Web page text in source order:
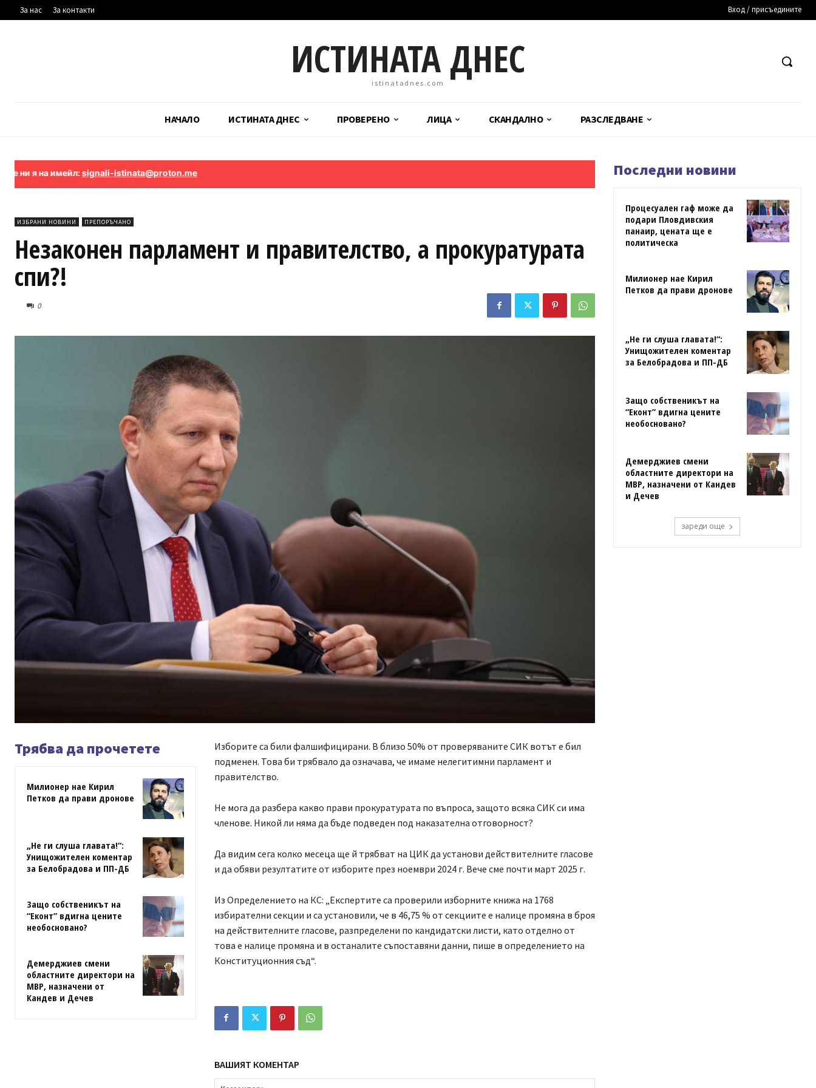
За нас За контакти Вход / присъедините
ИСТИНАТА ДНЕС
istinatadnes.com
НАЧАЛО ИСТИНАТА ДНЕС ПРОВЕРЕНО ЛИЦА СКАНДАЛНО РАЗСЛЕДВАНЕ
я на имейл:signali-istinata@proton.me
ИЗБРАНИ НОВИНИ ПРЕПОРЪЧАНО
Незаконен парламент и правителство, а прокуратурата
спи?!
0
Трябва да прочетете
Милионер нае Кирил
Петков да прави дронове
„Не ги слуша главата!“:
Унищожителен коментар
за Белобрадова и ПП-ДБ
Защо собственикът на
“Еконт” вдигна цените
необосновано?
Демерджиев смени
областните директори на
МВР, назначени от
Кандев и Дечев
Изборите са били фалшифицирани. В близо 50% от проверяваните СИК вотът е бил
подменен. Това би трябвало да означава, че имаме нелегитимни парламент и
правителство.
Не мога да разбера какво прави прокуратурата по въпроса, защото всяка СИК си има
членове. Никой ли няма да бъде подведен под наказателна отговорност?
Да видим сега колко месеца ще й трябват на ЦИК да установи действителните гласове
и да обяви резултатите от изборите през ноември 2024 г. Вече сме почти март 2025 г.
Из Определението на КС: „Експертите са проверили изборните книжа на 1768
избирателни секции и са установили, че в 46,75 % от секциите е налице промяна в броя
на действителните гласове, разпределени по кандидатски листи, като отделно от
това е налице промяна и в останалите съпоставяни данни, пише в определението на
Конституционния съд“.
ВАШИЯТ КОМЕНТАР
Последни новини
Процесуален гаф може да
подари Пловдивския
панаир, цената ще е
политическа
Милионер нае Кирил
Петков да прави дронове
„Не ги слуша главата!“:
Унищожителен коментар
за Белобрадова и ПП-ДБ
Защо собственикът на
“Еконт” вдигна цените
необосновано?
Демерджиев смени
областните директори на
МВР, назначени от Кандев
и Дечев
зареди още